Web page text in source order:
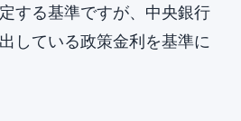
する基準ですが、中央銀行
している政策金利を基準に